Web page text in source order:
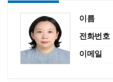
이름
전화번호
이메일